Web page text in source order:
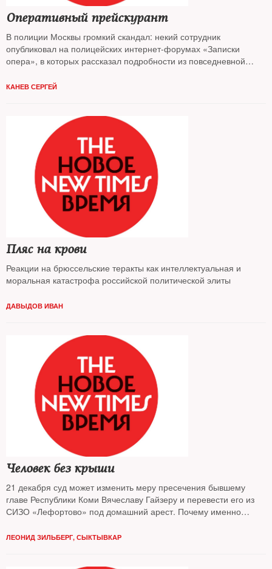
Оперативный прейскурант
В полиции Москвы громкий скандал: некий сотрудник
опубликовал на полицейских интернет-форумах «Записки
опера», в которых рассказал подробности из повседневной
продаже преступлений соседним подразделениям, какие
КАНЕВ СЕРГЕЙ
Пляс на крови
Реакции на брюссельские теракты как интеллектуальная и
моральная катастрофа российской политической элиты
ДАВЫДОВ ИВАН
Человек без крыши
21 декабря суд может изменить меру пресечения бывшему
главе Республики Коми Вячеславу Гайзеру и перевести его из
СИЗО «Лефортово» под домашний арест. Почему именно
2015 году, что привело одного из «самых эффективных
ЛЕОНИД ЗИЛЬБЕРГ, СЫКТЫВКАР